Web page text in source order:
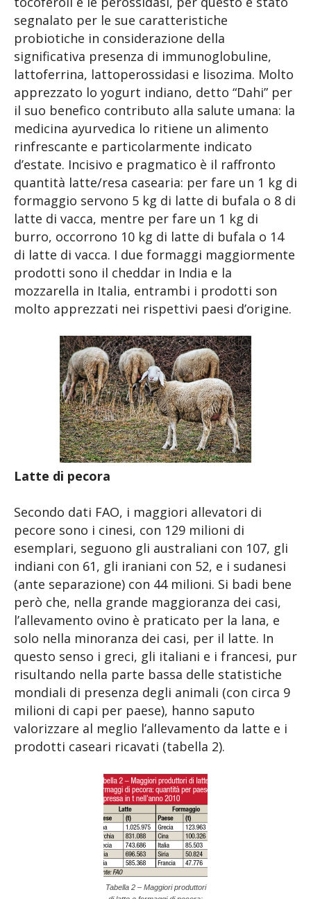
segnalato per le sue caratteristiche
probiotiche in considerazione della
significativa presenza di immunoglobuline,
lattoferrina, lattoperossidasi e lisozima. Molto
apprezzato lo yogurt indiano, detto “Dahi” per
il suo benefico contributo alla salute umana: la
medicina ayurvedica lo ritiene un alimento
rinfrescante e particolarmente indicato
d’estate. Incisivo e pragmatico è il raffronto
quantità latte/resa casearia: per fare un 1 kg di
formaggio servono 5 kg di latte di bufala o 8 di
latte di vacca, mentre per fare un 1 kg di
burro, occorrono 10 kg di latte di bufala o 14
di latte di vacca. I due formaggi maggiormente
prodotti sono il cheddar in India e la
mozzarella in Italia, entrambi i prodotti son
molto apprezzati nei rispettivi paesi d’origine.
Latte di pecora
Secondo dati FAO, i maggiori allevatori di
pecore sono i cinesi, con 129 milioni di
esemplari, seguono gli australiani con 107, gli
indiani con 61, gli iraniani con 52, e i sudanesi
(ante separazione) con 44 milioni. Si badi bene
però che, nella grande maggioranza dei casi,
l’allevamento ovino è praticato per la lana, e
solo nella minoranza dei casi, per il latte. In
questo senso i greci, gli italiani e i francesi, pur
risultando nella parte bassa delle statistiche
mondiali di presenza degli animali (con circa 9
milioni di capi per paese), hanno saputo
valorizzare al meglio l’allevamento da latte e i
prodotti caseari ricavati (tabella 2).
Tabella 2 – Maggiori produttori